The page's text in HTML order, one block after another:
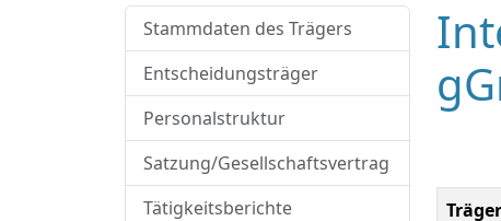
Stammdaten des Trägers
Entscheidungsträger
Personalstruktur
Satzung/Gesellschaftsvertrag
Tätigkeitsberichte
Träger